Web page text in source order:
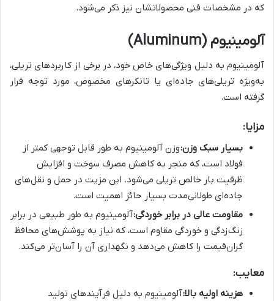
که در مشخصات فنی محصولاتشان نیز ذکر می‌شود.
آلومینیوم (Aluminum)
آلومینیوم به دلیل ویژگی‌های خاص خود، در برخی از کاربردهای تریلی،
به‌ویژه تریلی‌های جاده‌ای یا تانکرهای مخصوص، مورد توجه قرار
گرفته است.
مزایا:
بسیار سبک وزن:وزن آلومینیوم به طور قابل توجهی کمتر از
فولاد است، که منجر به کاهش مصرف سوخت و افزایش
ظرفیت بار خالص تریلی می‌شود. این مزیت در حمل و نقل‌های
جاده‌ای طولانی‌مدت بسیار حائز اهمیت است.
مقاومت عالی در برابر خوردگی:آلومینیوم به طور طبیعی در برابر
زنگ‌زدگی و خوردگی مقاوم است، که نیاز به پوشش‌های محافظ
گران‌قیمت را کاهش می‌دهد و نگهداری آن را آسان‌تر می‌کند.
معایب:
هزینه اولیه بالا:آلومینیوم به دلیل فرآیندهای تولید